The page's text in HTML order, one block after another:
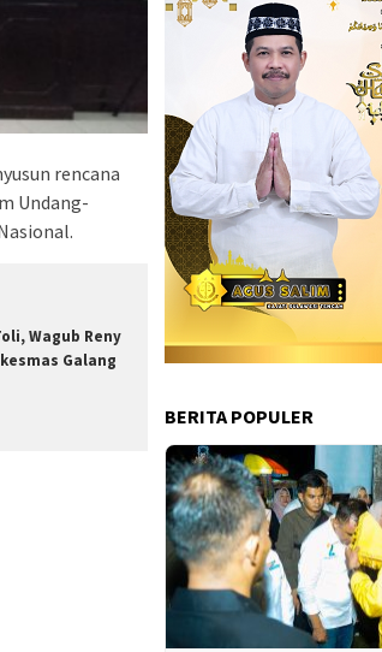
rencana
Undang-
Wagub Reny
Galang
BERITA POPULER